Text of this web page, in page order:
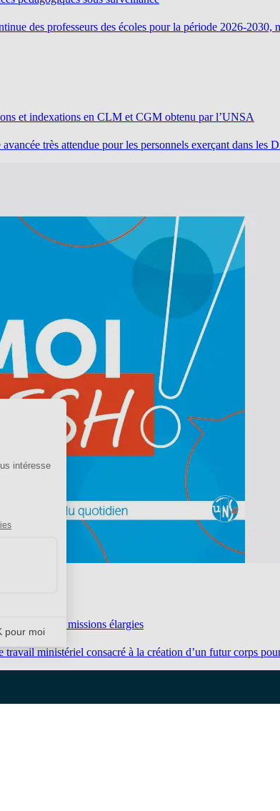
des professeurs des écoles pour la période 2026-
et indexations en CLM et CGM obtenu par l’UNSA
très attendue pour les personnels exerçant dans
métier aux missions élargies
travail ministériel consacré à la création d’un futur corps